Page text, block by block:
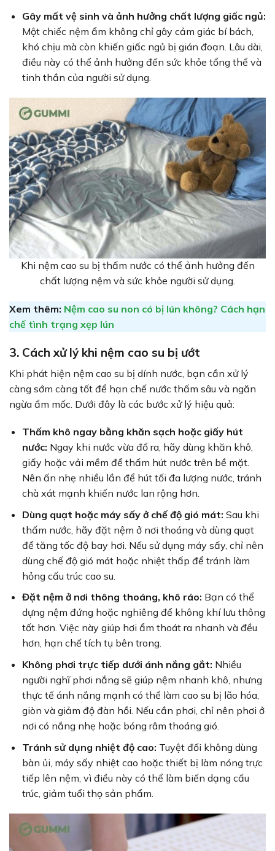
Gây mất vệ sinh và ảnh hưởng chất lượng giấc ngủ:
Một chiếc nệm ẩm không chỉ gây cảm giác bí bách,
khó chịu mà còn khiến giấc ngủ bị gián đoạn. Lâu dài,
điều này có thể ảnh hưởng đến sức khỏe tổng thể và
tinh thần của người sử dụng.
Khi nệm cao su bị thấm nước có thể ảnh hưởng đến
chất lượng nệm và sức khỏe người sử dụng.
Xem thêm: Nệm cao su non có bị lún không? Cách hạn
chế tình trạng xẹp lún
3. Cách xử lý khi nệm cao su bị ướt
Khi phát hiện nệm cao su bị dính nước, bạn cần xử lý
càng sớm càng tốt để hạn chế nước thấm sâu và ngăn
ngừa ẩm mốc. Dưới đây là các bước xử lý hiệu quả:
Thấm khô ngay bằng khăn sạch hoặc giấy hút
nước: Ngay khi nước vừa đổ ra, hãy dùng khăn khô,
giấy hoặc vải mềm để thấm hút nước trên bề mặt.
Nên ấn nhẹ nhiều lần để hút tối đa lượng nước, tránh
chà xát mạnh khiến nước lan rộng hơn.
Dùng quạt hoặc máy sấy ở chế độ gió mát: Sau khi
thấm nước, hãy đặt nệm ở nơi thoáng và dùng quạt
để tăng tốc độ bay hơi. Nếu sử dụng máy sấy, chỉ nên
dùng chế độ gió mát hoặc nhiệt thấp để tránh làm
hỏng cấu trúc cao su.
Đặt nệm ở nơi thông thoáng, khô ráo: Bạn có thể
dựng nệm đứng hoặc nghiêng để không khí lưu thông
tốt hơn. Việc này giúp hơi ẩm thoát ra nhanh và đều
hơn, hạn chế tích tụ bên trong.
Không phơi trực tiếp dưới ánh nắng gắt: Nhiều
người nghĩ phơi nắng sẽ giúp nệm nhanh khô, nhưng
thực tế ánh nắng mạnh có thể làm cao su bị lão hóa,
giòn và giảm độ đàn hồi. Nếu cần phơi, chỉ nên phơi ở
nơi có nắng nhẹ hoặc bóng râm thoáng gió.
Tránh sử dụng nhiệt độ cao: Tuyệt đối không dùng
bàn ủi, máy sấy nhiệt cao hoặc thiết bị làm nóng trực
tiếp lên nệm, vì điều này có thể làm biến dạng cấu
trúc, giảm tuổi thọ sản phẩm.